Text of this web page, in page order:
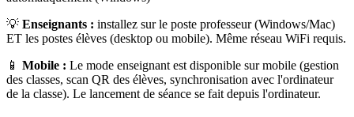
💡 Enseignants : installez sur le poste professeur (Windows/Mac)
ET les postes élèves (desktop ou mobile). Même réseau WiFi requis.
📱 Mobile : Le mode enseignant est disponible sur mobile (gestion
des classes, scan QR des élèves, synchronisation avec l'ordinateur
de la classe). Le lancement de séance se fait depuis l'ordinateur.